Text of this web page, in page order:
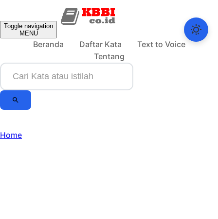
Toggle navigation
MENU
Beranda Daftar Kata
Text to Voice
Tentang
Home